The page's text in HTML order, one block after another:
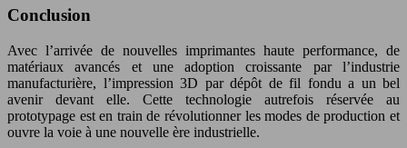
Conclusion
Avec l’arrivée de nouvelles imprimantes haute performance, de
matériaux avancés et une adoption croissante par l’industrie
manufacturière, l’impression 3D par dépôt de fil fondu a un bel
avenir devant elle. Cette technologie autrefois réservée au
prototypage est en train de révolutionner les modes de production et
ouvre la voie à une nouvelle ère industrielle.